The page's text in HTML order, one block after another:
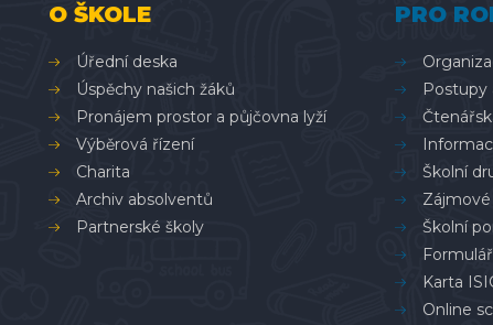
O ŠKOLE
Úřední deska
Úspěchy našich žáků
Pronájem prostor a půjčovna lyží
Výběrová řízení
Charita
Archiv absolventů
Partnerské školy
PRO
Postupy
Školní
Školní
Karta
Online